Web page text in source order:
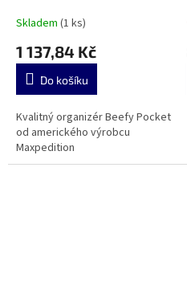
Skladem (1 ks)
1 137,84 Kč
Do košíku
Kvalitný organizér Beefy Pocket
od amerického výrobcu
Maxpedition